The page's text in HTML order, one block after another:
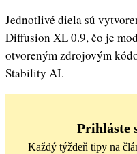
Jednotlivé diela sú
Diffusion XL 0.9, čo je
otvoreným zdrojovým
Stability AI.
Prihláste
Každý týždeň tipy na